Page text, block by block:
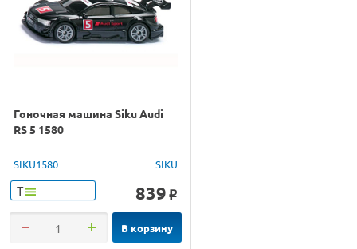
Гоночная машина Siku Audi
RS 5 1580
SIKU1580 SIKU
Т 839 o
В корзину